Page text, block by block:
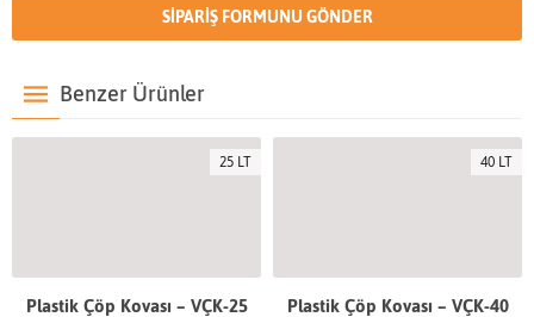
Benzer Ürünler
25 LT
Plastik Çöp Kovası – VÇK-25
40 LT
Plastik Çöp Kovası – VÇK-40